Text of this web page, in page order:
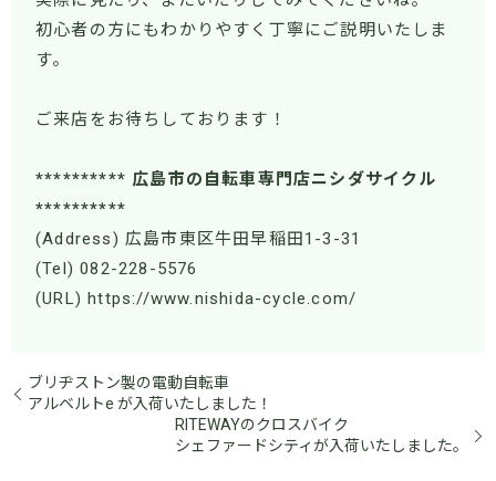
初心者の方にもわかりやすく丁寧にご説明いたしま
す。
ご来店をお待ちしております！
********** 広島市の自転車専門店ニシダサイクル
**********
(Address) 広島市東区牛田早稲田1-3-31
(Tel) 082-228-5576
(URL) https://www.nishida-cycle.com/
ブリヂストン製の電動自転車
アルベルトe が入荷いたしました！
RITEWAYのクロスバイク
シェファードシティが入荷いたしました。